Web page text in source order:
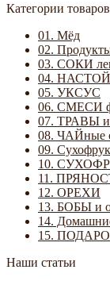
Категории товаров
01. Мёд
02.
03. СОКИ
04.
05. УКСУС
06. СМЕСИ
07. ТРАВЫ и
08. ЧАЙные
09.
10.
11.
12. ОРЕХИ
13. БОБЫ и
14.
15.
Наши статьи